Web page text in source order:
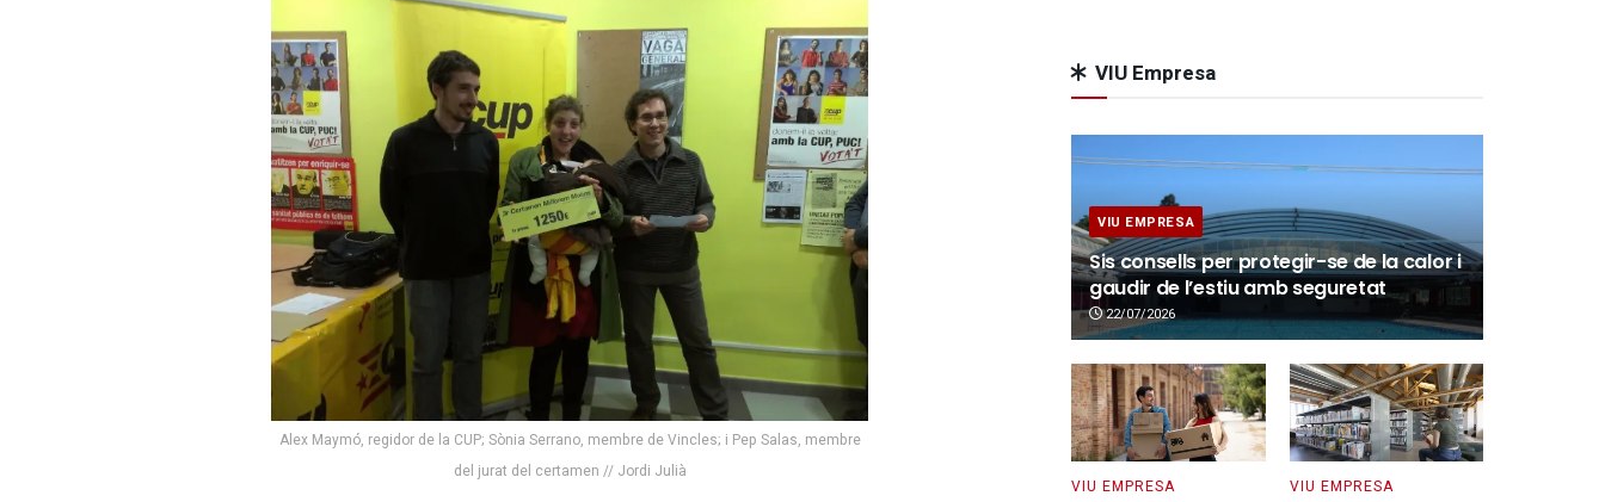
Alex Maymó, regidor de la CUP; Sònia Serrano, membre de Vincles; i Pep Salas, membre
del jurat del certamen // Jordi Julià
VIU Empresa
VIU EMPRESA
Sis consells per protegir-se de la calor i
gaudir de l’estiu amb seguretat
22/07/2026
VIU EMPRESA VIU EMPRESA